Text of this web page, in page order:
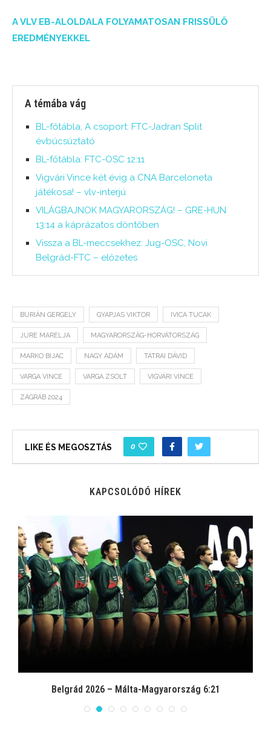
A VLV EB-ALOLDALA FOLYAMATOSAN FRISSÜLŐ
EREDMÉNYEKKEL
A témába vág
BL-főtábla, A csoport: FTC-Jadran Split
évbúcsúztató
BL-főtábla: FTC-OSC 12:11
Vigvári Vince két évig a CNA Barceloneta
játékosa! – vlv-interjú
VILÁGBAJNOK MAGYARORSZÁG! – GRE-HUN
13:14 a káprázatos döntőben
Vissza a BL-meccsekhez: Jug-OSC, Novi
Belgrád-FTC – előzetes
BURIÁN GERGELY GYAPJAS VIKTOR IVICA TUCAK
JURE MARELJA MAGYARORSZÁG-HORVÁTORSZÁG
MARKO BIJAC NAGY ÁDÁM TÁTRAI DÁVID
VARGA VINCE VARGA ZSOLT VIGVÁRI VINCE
ZÁGRÁB 2024
LIKE ÉS MEGOSZTÁS 0
KAPCSOLÓDÓ HÍREK
Belgrád 2026 – Málta-Magyarország 6:21